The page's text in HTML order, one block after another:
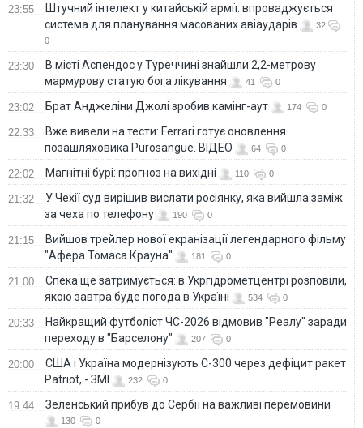
23:55
Штучний інтелект у китайській армії: впроваджується
система для планування масованих авіаударів
32
0
23:30
В місті Аспендос у Туреччині знайшли 2,2-метрову
мармурову статую бога лікування
41 0
23:02 Брат Анджеліни Джолі зробив камінг-аут 174 0
22:33
Вже вивели на тести: Ferrari готує оновлення
позашляховика Purosangue. ВІДЕО
64 0
22:02 Магнітні бурі: прогноз на вихідні 110 0
21:32
У Чехії суд вирішив вислати росіянку, яка вийшла заміж
за чеха по телефону
190 0
21:15
Вийшов трейлер нової екранізації легендарного фільму
"Афера Томаса Крауна"
181 0
21:00
Спека ще затримується: в Укргідрометцентрі розповіли,
якою завтра буде погода в Україні
534 0
20:33
Найкращий футболіст ЧС-2026 відмовив "Реалу" заради
переходу в "Барселону"
207 0
20:00
США і Україна модернізують С-300 через дефіцит ракет
Patriot, - ЗМІ
232 0
19:44 Зеленський прибув до Сербії на важливі перемовини
130 0